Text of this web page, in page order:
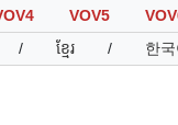
VOV5
/ ខ្មែរ / 한국